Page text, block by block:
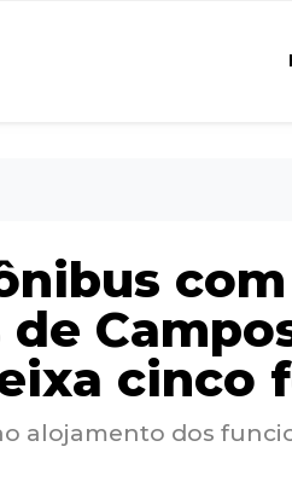
com
cinco
alojamento dos